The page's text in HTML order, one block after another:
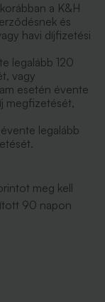
a K&H
és
havi díjfizetési
legalább 120
vagy
esetén évente
megfizetését,
legalább
meg kell
90 napon